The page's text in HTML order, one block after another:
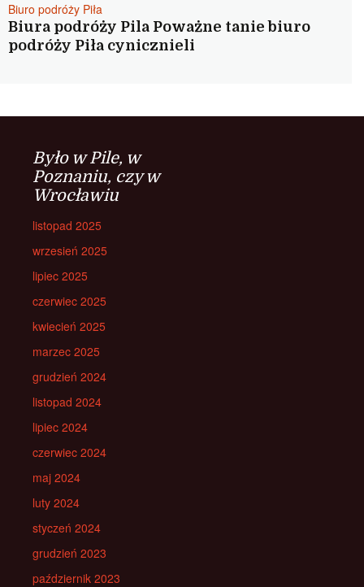
Biuro podróży Piła
Biura podróży Pila Poważne tanie biuro
podróży Piła cynicznieli
Było w Pile, w
Poznaniu, czy w
Wrocławiu
listopad 2025
wrzesień 2025
lipiec 2025
czerwiec 2025
kwiecień 2025
marzec 2025
grudzień 2024
listopad 2024
lipiec 2024
czerwiec 2024
maj 2024
luty 2024
styczeń 2024
grudzień 2023
październik 2023